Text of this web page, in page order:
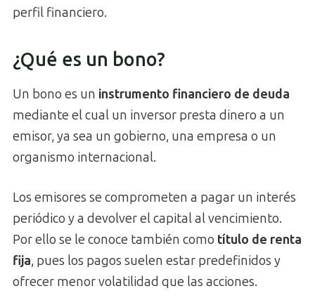
perfil financiero.
¿Qué es un bono?
Un bono es un instrumento financiero de deuda
mediante el cual un inversor presta dinero a un
emisor, ya sea un gobierno, una empresa o un
organismo internacional.
Los emisores se comprometen a pagar un interés
periódico y a devolver el capital al vencimiento.
Por ello se le conoce también como título de renta
fija, pues los pagos suelen estar predefinidos y
ofrecer menor volatilidad que las acciones.